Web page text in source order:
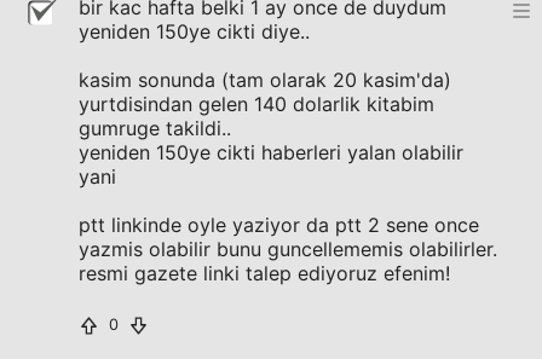
bir kac hafta belki 1 ay once de duydum
yeniden 150ye cikti diye..
kasim sonunda (tam olarak 20 kasim'da)
yurtdisindan gelen 140 dolarlik kitabim
gumruge takildi..
yeniden 150ye cikti haberleri yalan olabilir
yani
ptt linkinde oyle yaziyor da ptt 2 sene once
yazmis olabilir bunu guncellememis olabilirler.
resmi gazete linki talep ediyoruz efenim!
0